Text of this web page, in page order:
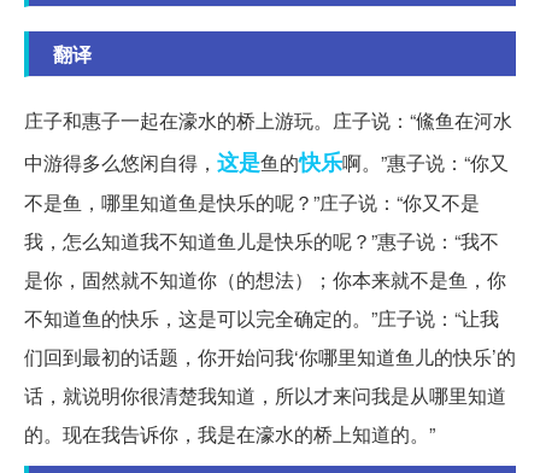
翻译
庄子和惠子一起在濠水的桥上游玩。庄子说：“鯈鱼在河水
中游得多么悠闲自得， 这是鱼的快乐啊。”惠子说：“你又
不是鱼，哪里知道鱼是快乐的呢？”庄子说：“你又不是
我，怎么知道我不知道鱼儿是快乐的呢？”惠子说：“我不
是你，固然就不知道你（的想法）；你本来就不是鱼，你
不知道鱼的快乐，这是可以完全确定的。”庄子说：“让我
们回到最初的话题，你开始问我‘你哪里知道鱼儿的快乐’的
话，就说明你很清楚我知道，所以才来问我是从哪里知道
的。现在我告诉你，我是在濠水的桥上知道的。”